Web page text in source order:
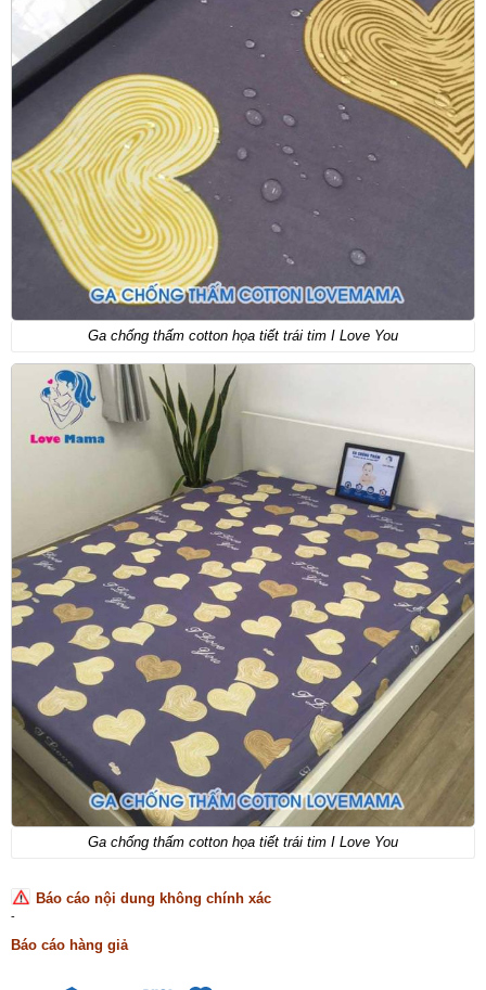
Ga chống thấm cotton họa tiết trái tim I Love You
Ga chống thấm cotton họa tiết trái tim I Love You
Báo cáo nội dung không chính xác
-
Báo cáo hàng giả